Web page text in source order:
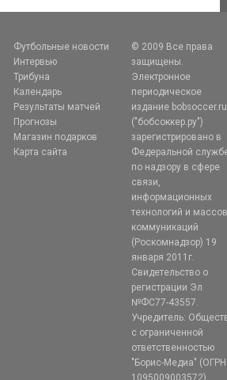
Футбольные новости
Интервью
Трибуна
Календарь
Результаты матчей
Прогнозы
Магазин подарков
Карта сайта
© 2009 Все права
защищены.
Электронное
периодическое
издание bobsoccer.ru
("бобсоккер.ру")
зарегистрировано в
Федеральной
по надзору в сфере
связи,
информационных
технологий и
коммуникаций
(Роскомнадзор) 19
января 2011г.
Свидетельство о
регистрации Эл
№ФС77-43557.
Учредитель:
с ограниченной
ответственностью
"Борис-Медиа" (ОГРН